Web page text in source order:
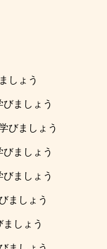
しょう
ましょう
びましょう
ましょう
ましょう
ましょう
しょう